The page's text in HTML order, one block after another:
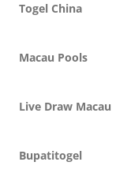
Togel China
Macau Pools
Live Draw Macau
Bupatitogel